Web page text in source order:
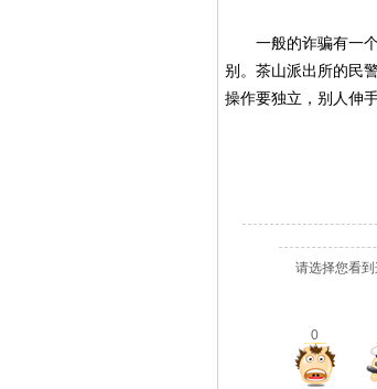
一般的诈骗有一个
别。茶山派出所的民
操作要独立，别人伸
请选择您看
0